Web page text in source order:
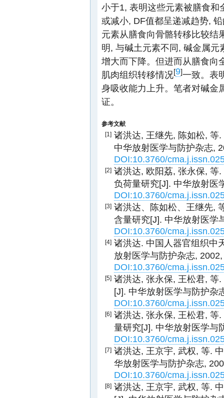
小于1, 表明这些元素被膳食
或减小, DF值都呈递减趋势,
元素从膳食向骨骼转移比较结
明, 与碱土元素不同, 碱金属
增大而下降。但进而从膳食向
肌肉组织转移情况[9]一致。表
身吸收能力上升。笔者对碱金
证。
参考文献
[1] 诸洪达, 王继先, 陈如松, 等
中华放射医学与防护杂志,
DOI:10.3760/
[2] 诸洪达, 欧阳荔, 张永保, 等
负荷量研究[J]. 中华放射医
DOI:10.3760/
[3] 诸洪达、陈如松、王继先,
含量研究[J]. 中华放射医学
DOI:10.3760/
[4] 诸洪达. 中国人器官组织中
放射医学与防护杂志,
DOI:10.3760/
[5] 诸洪达, 张永保, 王松君, 等
[J]. 中华放射医学与防护杂
DOI:10.3760/
[6] 诸洪达, 张永保, 王松君, 等
量研究[J]. 中华放射医学与
DOI:10.3760/
[7] 诸洪达, 王京宇, 武权, 等.
华放射医学与防护杂志,
DOI:10.3760/
[8] 诸洪达, 王京宇, 武权, 等.